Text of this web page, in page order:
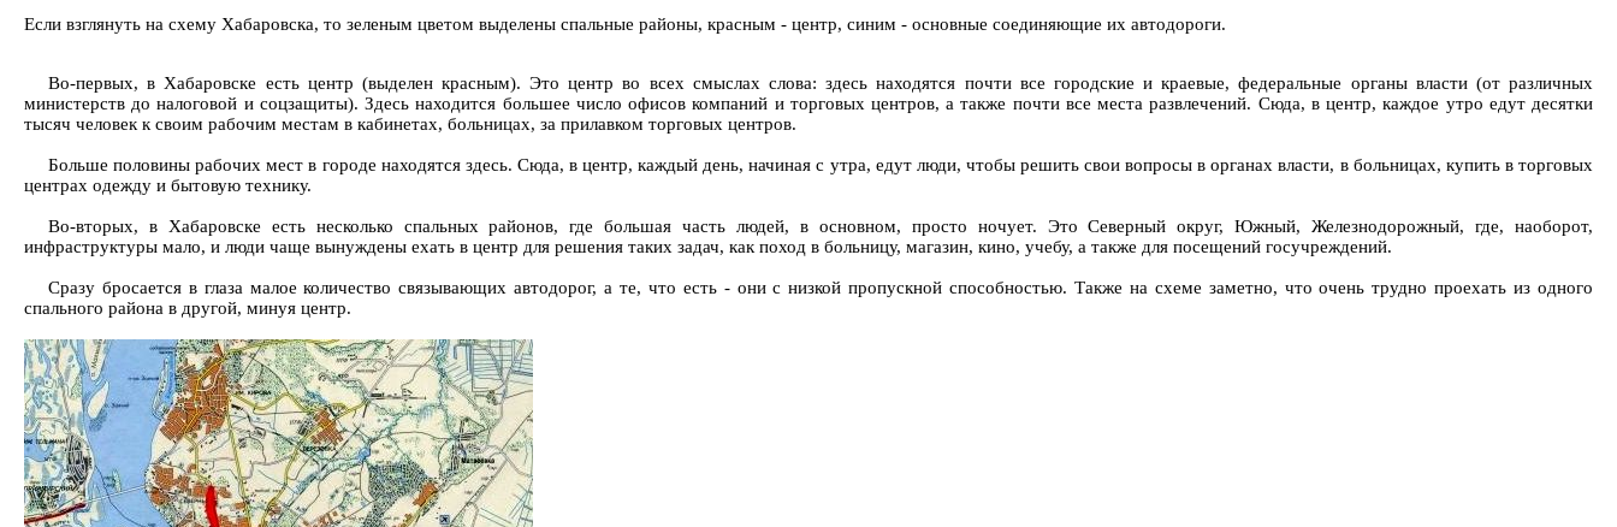
Если взглянуть на схему Хабаровска, то зеленым цветом выделены спальные районы, красным - центр, синим - основные соединяющие их автодороги.
Во-первых, в Хабаровске есть центр (выделен красным). Это центр во всех смыслах слова: здесь находятся почти все городские и краевые, федеральные органы власти (от различных
министерств до налоговой и соцзащиты). Здесь находится большее число офисов компаний и торговых центров, а также почти все места развлечений. Сюда, в центр, каждое утро едут десятки
тысяч человек к своим рабочим местам в кабинетах, больницах, за прилавком торговых центров.
Больше половины рабочих мест в городе находятся здесь. Сюда, в центр, каждый день, начиная с утра, едут люди, чтобы решить свои вопросы в органах власти, в больницах, купить в торговых
центрах одежду и бытовую технику.
Во-вторых, в Хабаровске есть несколько спальных районов, где большая часть людей, в основном, просто ночует. Это Северный округ, Южный, Железнодорожный, где, наоборот,
инфраструктуры мало, и люди чаще вынуждены ехать в центр для решения таких задач, как поход в больницу, магазин, кино, учебу, а также для посещений госучреждений.
Сразу бросается в глаза малое количество связывающих автодорог, а те, что есть - они с низкой пропускной способностью. Также на схеме заметно, что очень трудно проехать из одного
спального района в другой, минуя центр.